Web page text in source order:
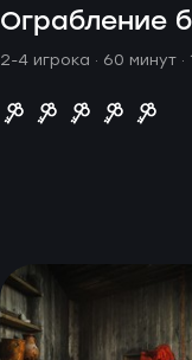
Ограбление
2-4 игрока · 60 минут